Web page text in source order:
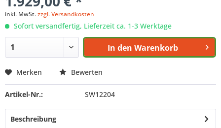
inkl. MwSt.zzgl. Versandkosten
Sofort versandfertig, Lieferzeit ca. 1-3 Werktage
In den Warenkorb
Merken Bewerten
Artikel-Nr.: SW12204
Beschreibung